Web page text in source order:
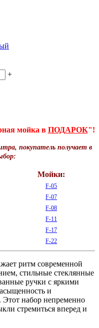
+
мойка в ПОДАРОК"!
покупатель получает в
Мойки:
F-05
F-07
F-08
F-11
F-17
F-22
ритм современной
стильные стеклянные
ручки с яркими
и
набор непременно
стремиться вперед и